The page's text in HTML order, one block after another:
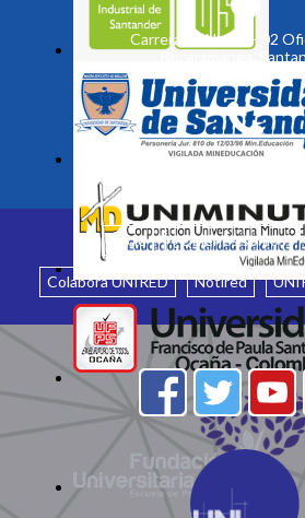
Carrera 19 No. 35 - 02
Bucaramanga,
Inicio ¿Quiénes somos?
Colabora UNIRED Notired